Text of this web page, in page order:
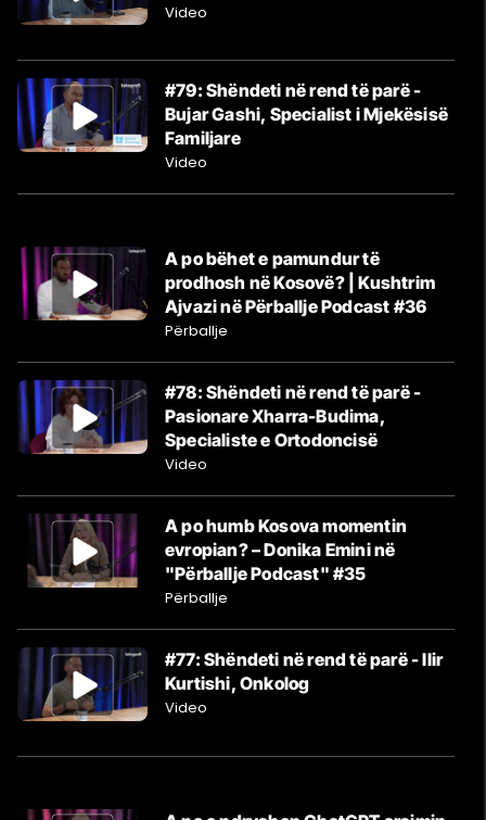
Video
#79: Shëndeti në rend të parë -
Bujar Gashi, Specialist i Mjekësisë
Familjare
Video
A po bëhet e pamundur të
prodhosh në Kosovë? | Kushtrim
Ajvazi në Përballje Podcast #36
Përballje
#78: Shëndeti në rend të parë -
Pasionare Xharra-Budima,
Specialiste e Ortodoncisë
Video
A po humb Kosova momentin
evropian? – Donika Emini në
"Përballje Podcast" #35
Përballje
#77: Shëndeti në rend të parë - Ilir
Kurtishi, Onkolog
Video